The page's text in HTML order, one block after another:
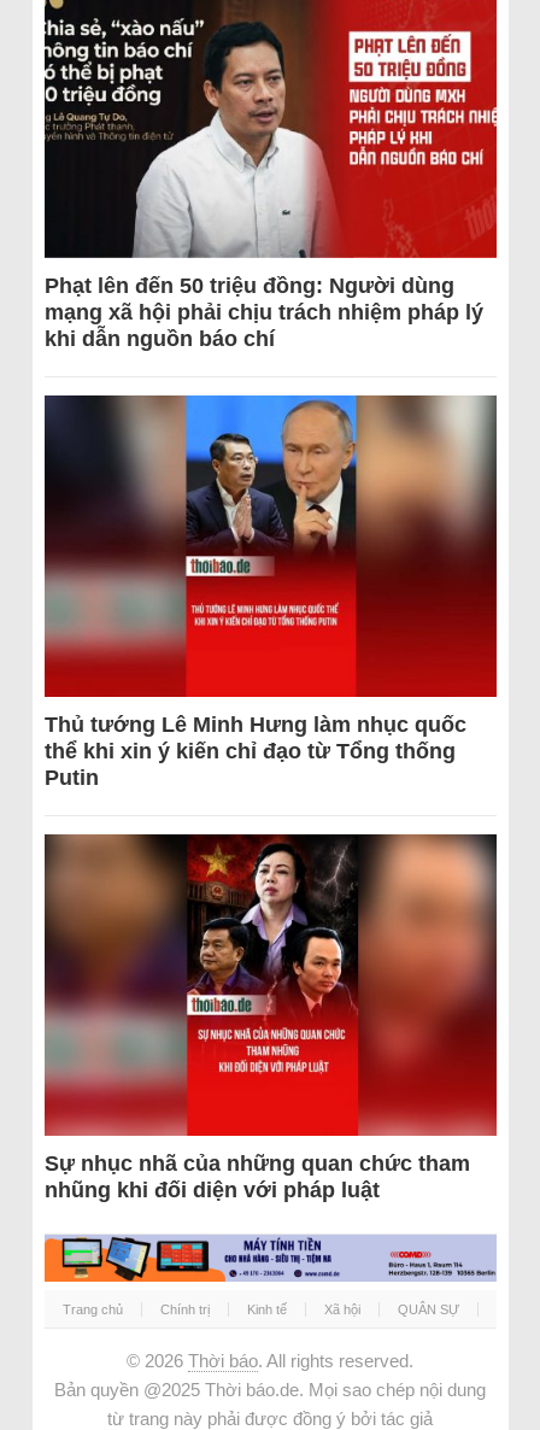
Phạt lên đến 50 triệu đồng: Người dùng
mạng xã hội phải chịu trách nhiệm pháp lý
khi dẫn nguồn báo chí
Thủ tướng Lê Minh Hưng làm nhục quốc
thể khi xin ý kiến chỉ đạo từ Tổng thống
Putin
Sự nhục nhã của những quan chức tham
nhũng khi đối diện với pháp luật
Trang chủ Chính trị Kinh tế Xã hội QUÂN SỰ
© 2026 Thời báo. All rights reserved.
Bản quyền @2025 Thời báo.de. Mọi sao chép nội dung
từ trang này phải được đồng ý bởi tác giả